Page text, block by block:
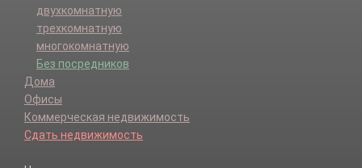
двухкомнатную
трехкомнатную
многокомнатную
Без посредников
Дома
Офисы
Коммерческая недвижимость
Сдать недвижимость